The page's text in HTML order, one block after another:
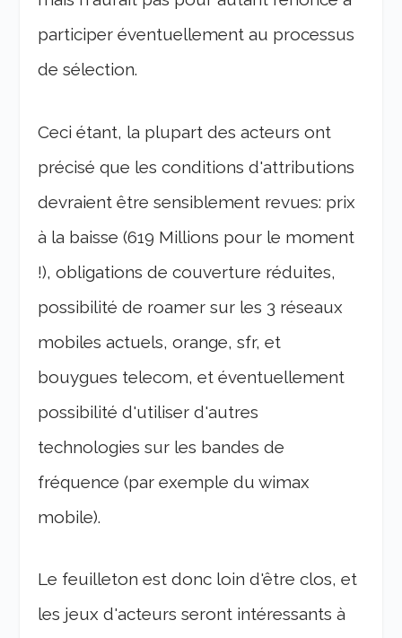
participer éventuellement au processus
de sélection.
Ceci étant, la plupart des acteurs ont
précisé que les conditions d'attributions
devraient être sensiblement revues: prix
à la baisse (619 Millions pour le moment
!), obligations de couverture réduites,
possibilité de roamer sur les 3 réseaux
mobiles actuels, orange, sfr, et
bouygues telecom, et éventuellement
possibilité d'utiliser d'autres
technologies sur les bandes de
fréquence (par exemple du wimax
mobile).
Le feuilleton est donc loin d'être clos, et
les jeux d'acteurs seront intéressants à